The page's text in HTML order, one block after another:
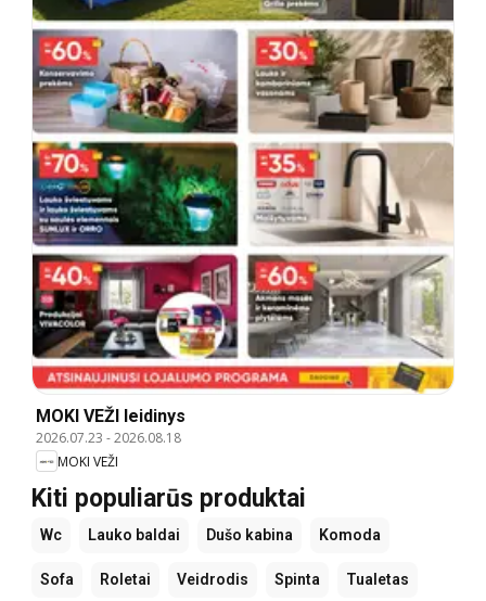
MOKI VEŽI leidinys
2026.07.23 -2026.08.18
MOKI VEŽI
Kiti populiarūs produktai
Wc Lauko baldai Dušo kabina Komoda
Sofa Roletai Veidrodis Spinta Tualetas